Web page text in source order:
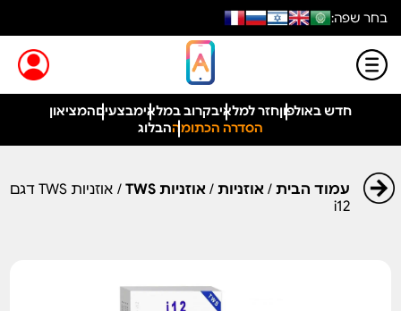
בחר שפה:
חדש באולפוןחזר למלאיבקרוב במלאימבצעיםהמציאון
הסדרה הכתומההבלוג
עמוד הבית/ אוזניות/ אוזניות TWS
/ אוזניות TWS דגם
i12